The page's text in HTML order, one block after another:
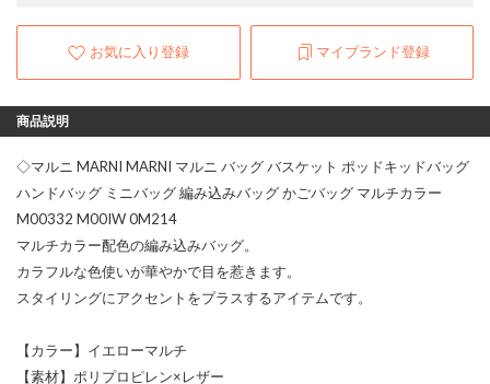
お気に入り登録 マイブランド登録
商品説明
◇マルニ MARNI MARNI マルニ バッグ バスケット ポッドキッドバッグ
ハンドバッグ ミニバッグ 編み込みバッグ かごバッグ マルチカラー
M00332 M00IW 0M214
マルチカラー配色の編み込みバッグ。
カラフルな色使いが華やかで目を惹きます。
スタイリングにアクセントをプラスするアイテムです。
【カラー】イエローマルチ
【素材】ポリプロピレン×レザー